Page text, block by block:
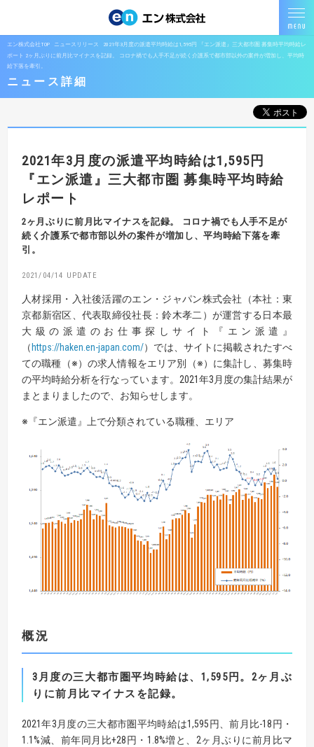
エン株式会社TOP ニュースリリース
2021年3月度の派遣平均時給は1,595円 『エン派遣』三大都市圏 募集時平均時給レ
ポート 2ヶ月ぶりに前月比マイナスを記録。 コロナ禍でも人手不足が続く介護系で都市部以外の案件が増加し、平均時
給下落を牽引。
ニュース詳細
2021年3月度の派遣平均時給は1,595円
『エン派遣』三大都市圏 募集時平均時給
レポート
2ヶ月ぶりに前月比マイナスを記録。
コロナ禍でも人手不足が
続く介護系で都市部以外の案件が増加し、平均時給下落を牽
引。
2021/04/14
人材採用・入社後活躍のエン・ジャパン株式会社（本社：東
京都新宿区、代表取締役社長：鈴木孝二）が運営する日本最
大級の派遣のお仕事探しサイト『エン派遣』
（ https://haken.en-japan.com/）では、サイトに掲載されたすべ
ての職種（※）の求人情報をエリア別（※）に集計し、募集時
の平均時給分析を行なっています。2021年3月度の集計結果が
まとまりましたので、お知らせします。
※『エン派遣』上で分類されている職種、エリア
概況
3 月度の三大都市圏平均時給は、 1,595 円 。 2ヶ月ぶ
りに前月比マイナスを記録。
2021年3月度の三大都市圏平均時給は1,595円、前月比-18円・
1.1%減、前年同月比+28円・1.8%増と、2ヶ月ぶりに前月比マ